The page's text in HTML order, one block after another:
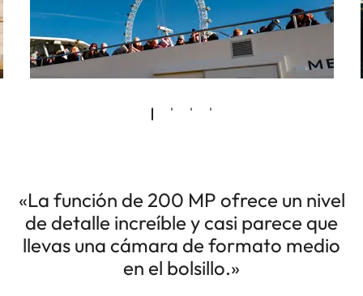
«La función de 200 MP ofrece un nivel
de detalle increíble y casi parece que
llevas una cámara de formato medio
en el bolsillo.»